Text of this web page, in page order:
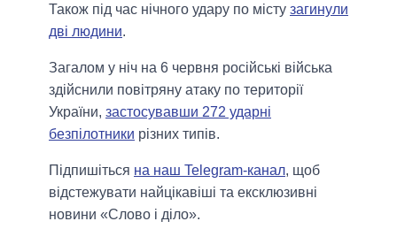
Також під час нічного удару по місту загинули
дві людини.
Загалом у ніч на 6 червня російські війська
здійснили повітряну атаку по території
України, застосувавши 272 ударні
безпілотники різних типів.
Підпишіться на наш Telegram-канал, щоб
відстежувати найцікавіші та ексклюзивні
новини «Слово і діло».